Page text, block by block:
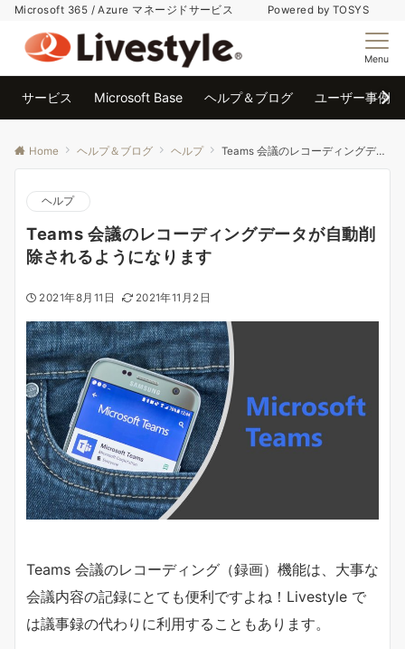
Microsoft 365 / Azure マネージドサービス Powered by TOSYS
Menu
サービス Microsoft Base ヘルプ＆ブログ ユーザー事例
Home ヘルプ＆ブログ ヘルプ Teams 会議のレコーディングデータが自動削除されるようになります
ヘルプ
Teams 会議のレコーディングデータが自動削
除されるようになります
2021年8月11日 2021年11月2日
Teams 会議のレコーディング（録画）機能は、大事な
会議内容の記録にとても便利ですよね！Livestyle で
は議事録の代わりに利用することもあります。